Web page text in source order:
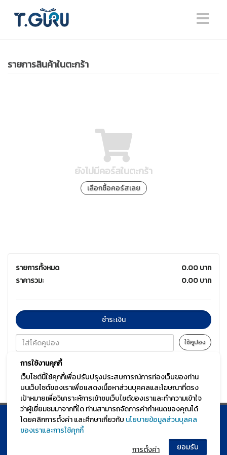
รายการสินค้าในตะกร้า
ยังไม่มีคอร์สในตะกร้า
เลือกซื้อคอร์สเลย
รายการทั้งหมด
0.00 บาท
ราคารวม:
0.00 บาท
ชำระเงิน
ใช้คูปอง
การใช้งานคุกกี้
เว็บไซต์นี้ใช้คุกกี้เพื่อปรับปรุงประสบการณ์การท่องเว็บของท่าน
บนเว็บไซต์ของเราเพื่อแสดงเนื้อหาส่วนบุคคลและโฆษณาที่ตรง
เป้าหมายเพื่อวิเคราะห์การเข้าชมเว็บไซต์ของเราและทำความเข้าใจ
ว่าผู้เยี่ยมชมมาจากที่ใด ท่านสามารถจัดการค่ากำหนดของคุณได้
โดยคลิกการตั้งค่า และศึกษาเกี่ยวกับ นโยบายข้อมูลส่วนบุลคล
ของเราและการใช้คุกกี้
การตั้งค่า
© TGURU.online 2026 All right reserved. v1.0 Powered by Course